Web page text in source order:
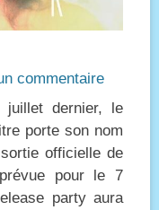
commentaire
juillet dernier, le
porte son nom
officielle de
pour le 7
party aura